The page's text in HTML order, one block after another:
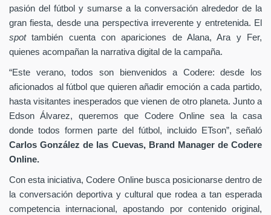
pasión del fútbol y sumarse a la conversación alrededor de la
gran fiesta, desde una perspectiva irreverente y entretenida. El
spottambién cuenta con apariciones de Alana, Ara y Fer,
quienes acompañan la narrativa digital de la campaña.
“Este verano, todos son bienvenidos a Codere: desde los
aficionados al fútbol que quieren añadir emoción a cada partido,
hasta visitantes inesperados que vienen de otro planeta. Junto a
Edson Álvarez, queremos que Codere Online sea la casa
donde todos formen parte del fútbol, incluido ETson”, señaló
Carlos González de las Cuevas, Brand Manager de Codere
Online.
Con esta iniciativa, Codere Online busca posicionarse dentro de
la conversación deportiva y cultural que rodea a tan esperada
competencia internacional, apostando por contenido original,